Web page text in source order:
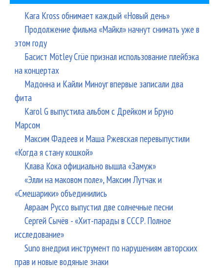
Kara Kross обнимает каждый «Новый день»
Продолжение фильма «Майкл» начнут снимать уже в
этом году
Басист Mötley Crüe признал использование плейбэка
на концертах
Мадонна и Кайли Миноуг впервые записали два
фита
Karol G выпустила альбом с Дрейком и Бруно
Марсом
Максим Фадеев и Маша Ржевская перевыпустили
«Когда я стану кошкой»
Клава Кока официально вышла «Замуж»
«Элли на маковом поле», Максим Лутчак и
«Смешарики» объединились
Авраам Руссо выпустил две солнечные песни
Сергей Сычёв - «Хит-парады в СССР. Полное
исследование»
Suno внедрил инструмент по нарушениям авторских
прав и новые водяные знаки